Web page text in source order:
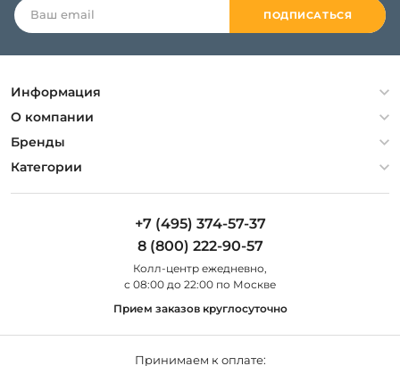
ПОДПИСАТЬСЯ
Информация
Политика конфиденциальности
Гарантия
Оплата и доставка
О компании
О компании
Контакты
Бренды
Artelamp
Категории
Люстры
Уличные светильники
+7 (495) 374-57-37
8 (800) 222-90-57
Колл-центр eжедневно,
с 08:00 до 22:00 по Москве
Прием заказов круглосуточно
Принимаем к оплате: